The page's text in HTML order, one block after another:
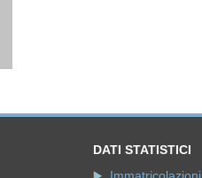
DATI STATISTICI